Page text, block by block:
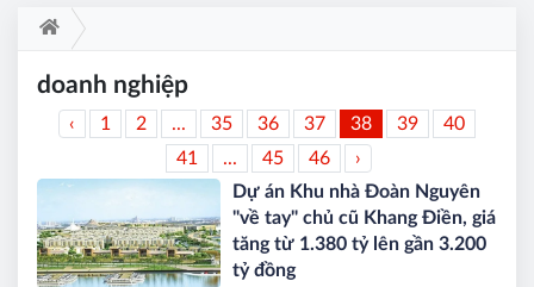
doanh nghiệp
‹ 1 2 ... 35 36 37 38 39
40
41
... 45 46
›
Dự án Khu nhà Đoàn Nguyên
"về tay" chủ cũ Khang Điền, giá
tăng từ 1.380 tỷ lên gần 3.200
tỷ đồng